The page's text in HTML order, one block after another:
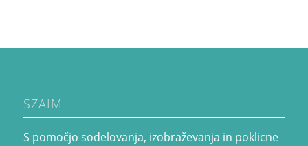
SZAIM
S pomočjo sodelovanja, izobraževanja in poklicne